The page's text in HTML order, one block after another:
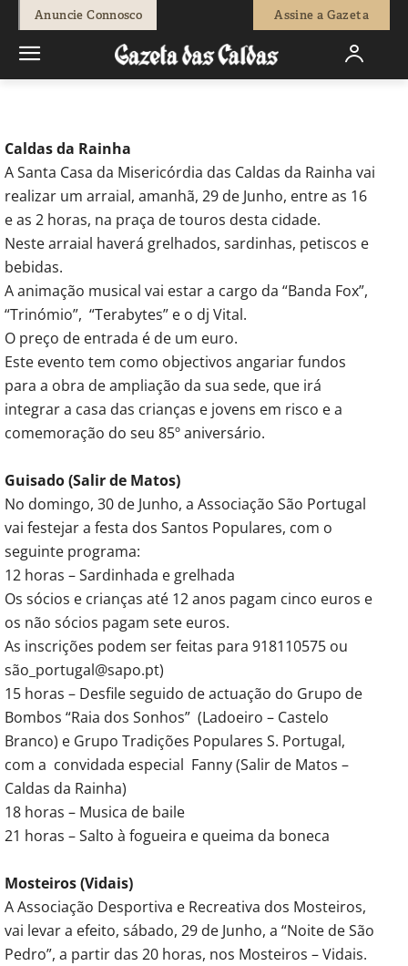
Anuncie Connosco Assine a Gazeta
Redação - 27 de Junho, 2013 0
Caldas da Rainha
A Santa Casa da Misericórdia das Caldas da Rainha vai
realizar um arraial, amanhã, 29 de Junho, entre as 16
e as 2 horas, na praça de touros desta cidade.
Neste arraial haverá grelhados, sardinhas, petiscos e
bebidas.
A animação musical vai estar a cargo da “Banda Fox”,
“Trinómio”, “Terabytes” e o dj Vital.
O preço de entrada é de um euro.
Este evento tem como objectivos angariar fundos
para a obra de ampliação da sua sede, que irá
integrar a casa das crianças e jovens em risco e a
comemoração do seu 85º aniversário.
Guisado (Salir de Matos)
No domingo, 30 de Junho, a Associação São Portugal
vai festejar a festa dos Santos Populares, com o
seguinte programa:
12 horas – Sardinhada e grelhada
Os sócios e crianças até 12 anos pagam cinco euros e
os não sócios pagam sete euros.
As inscrições podem ser feitas para 918110575 ou
são_portugal@sapo.pt)
15 horas – Desfile seguido de actuação do Grupo de
Bombos “Raia dos Sonhos” (Ladoeiro – Castelo
Branco) e Grupo Tradições Populares S. Portugal,
com a convidada especial Fanny (Salir de Matos –
Caldas da Rainha)
18 horas – Musica de baile
21 horas – Salto à fogueira e queima da boneca
Mosteiros (Vidais)
A Associação Desportiva e Recreativa dos Mosteiros,
vai levar a efeito, sábado, 29 de Junho, a “Noite de São
Pedro”, a partir das 20 horas, nos Mosteiros – Vidais.